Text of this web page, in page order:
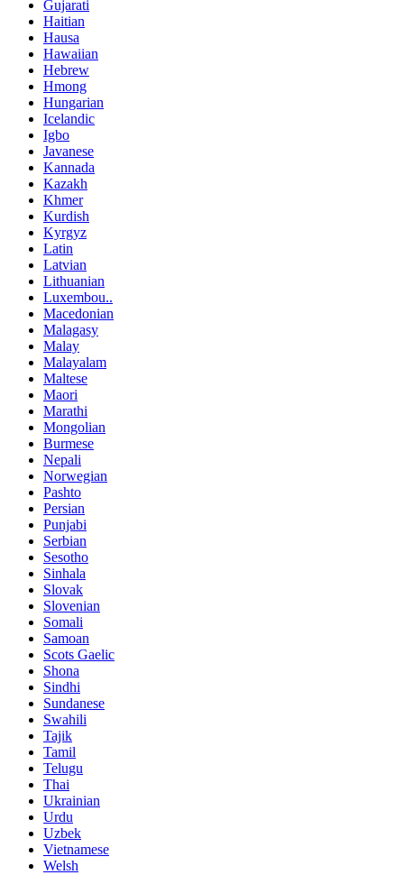
Gujarati
Haitian
Hausa
Hawaiian
Hebrew
Hmong
Hungarian
Icelandic
Igbo
Javanese
Kannada
Kazakh
Khmer
Kurdish
Kyrgyz
Latin
Latvian
Lithuanian
Luxembou..
Macedonian
Malagasy
Malay
Malayalam
Maltese
Maori
Marathi
Mongolian
Burmese
Nepali
Norwegian
Pashto
Persian
Punjabi
Serbian
Sesotho
Sinhala
Slovak
Slovenian
Somali
Samoan
Scots Gaelic
Shona
Sindhi
Sundanese
Swahili
Tajik
Tamil
Telugu
Thai
Ukrainian
Urdu
Uzbek
Vietnamese
Welsh